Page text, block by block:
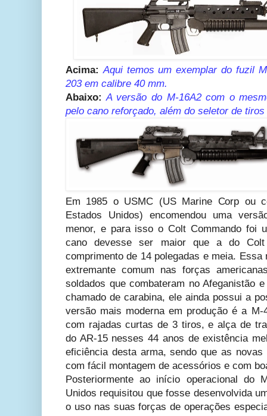
Acima: Aqui temos um exemplar do fuzil
203 em calibre 40 mm.
Abaixo: A versão do M-16A2 com o
pelo cano reforçado, além do seletor de
Em 1985 o USMC (US Marine Corp ou
Estados Unidos) encomendou uma
menor, e para isso o Colt Commando foi
cano devesse ser maior que a do
comprimento de 14 polegadas e meia.
extremante comum nas forças
soldados que combateram no Afeganistão
chamado de carabina, ele ainda possui a
versão mais moderna em produção é a
com rajadas curtas de 3 tiros, e alça de
do AR-15 nesses 44 anos de existência
eficiência desta arma, sendo que as
com fácil montagem de acessórios e com
Posteriormente ao início operacional do
Unidos requisitou que fosse desenvolvida
o uso nas suas forças de operações